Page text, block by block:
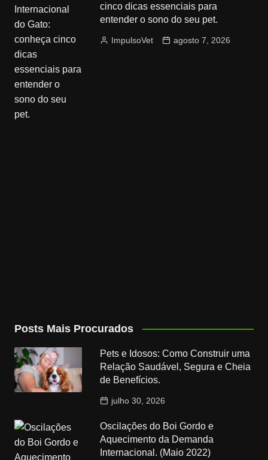
cinco dicas essenciais para
entender o sono do seu pet.
ImpulsoVet agosto 7, 2026
Posts Mais Procurados
Pets e Idosos: Como Construir uma
Relação Saudável, Segura e Cheia
de Benefícios.
julho 30, 2026
Oscilações do Boi Gordo e
Aquecimento da Demanda
Internacional. (Maio 2022)